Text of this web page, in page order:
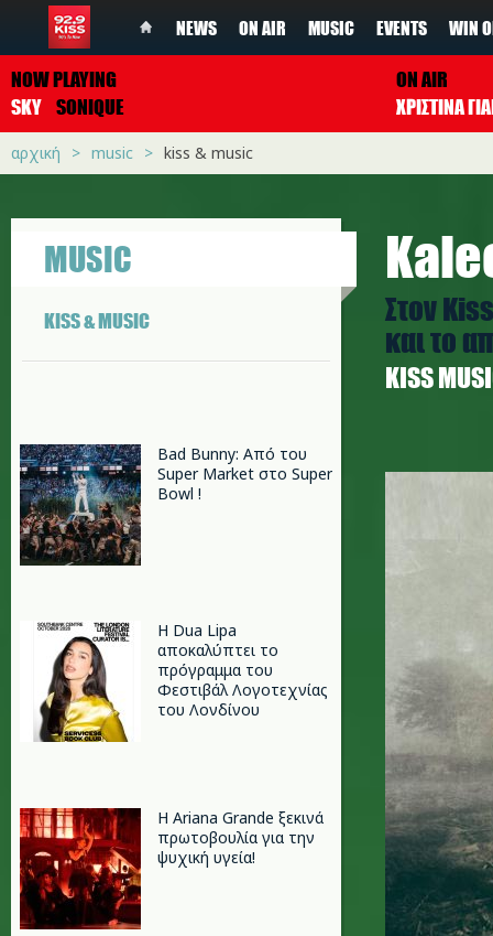
NEWS ON AIR MUSIC EVENTS WIN
NOW PLAYING
SKY SONIQUE
ON AIR
ΧΡΙΣΤΙΝΑ
αρχική music kiss & music
MUSIC
KISS & MUSIC
Bad Bunny: Από του
Super Market στο Super
Bowl !
Η Dua Lipa
αποκαλύπτει το
πρόγραμμα του
Φεστιβάλ Λογοτεχνίας
του Λονδίνου
Η Ariana Grande ξεκινά
πρωτοβουλία για την
ψυχική υγεία!
Στον
και το
ΚISS
kaleo-